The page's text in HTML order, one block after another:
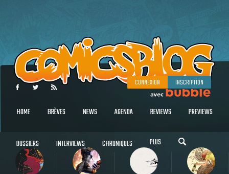
CONNEXION INSCRIPTION
HOME BRÈVES NEWS AGENDA REVIEWS PREVIEWS
DOSSIERS INTERVIEWS CHRONIQUES PLUS